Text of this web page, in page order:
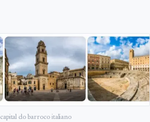
capital do barroco italiano